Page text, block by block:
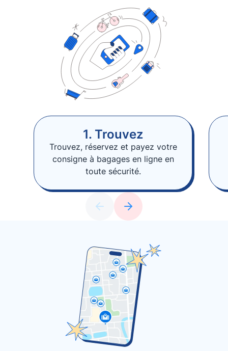
1. Trouvez
Trouvez, réservez et payez votre
consigne à bagages en ligne en
toute sécurité.